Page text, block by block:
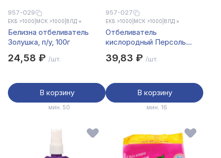
957-029
ЕКБ >1000 МСК >1000 ВЛД ×
Белизна отбеливатель
Золушка, п/у, 100г
24,58 ₽ /шт.
В корзину
мин. 50
957-027
ЕКБ >1000 МСК >1000 ВЛД ×
Отбеливатель
кислородный Персоль
39,83 ₽ /шт.
В корзину
мин. 16